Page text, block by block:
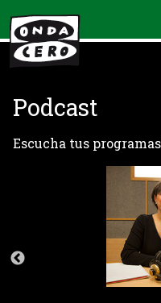
Podcast
Escucha tus